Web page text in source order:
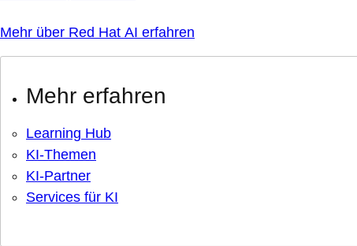
Mehr über Red Hat AI erfahren
Mehr erfahren
Learning Hub
KI-Themen
KI-Partner
Services für KI